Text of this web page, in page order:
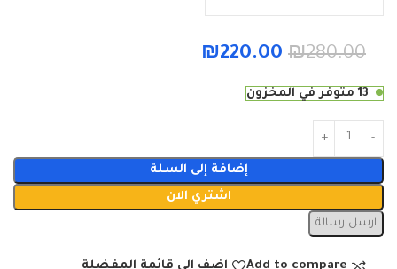
₪280.00
₪220.00
13 متوفر في المخزون
إضافة إلى السلة
اشتري الان
ارسل رسالة
Add to compare اضف الى قائمة المفضلة